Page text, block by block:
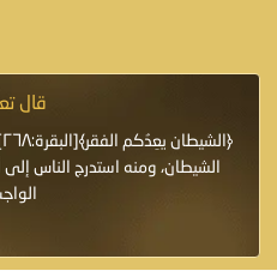
قال
الشيطان، ومنه استدرج الناس